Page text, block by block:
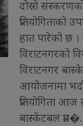
दोस्रो
प्रतियोगिताको
हात पारेको छ
विराटनगरको
विराटनगर
आयोजनामा
प्रतियोगिता
बास्केटबल